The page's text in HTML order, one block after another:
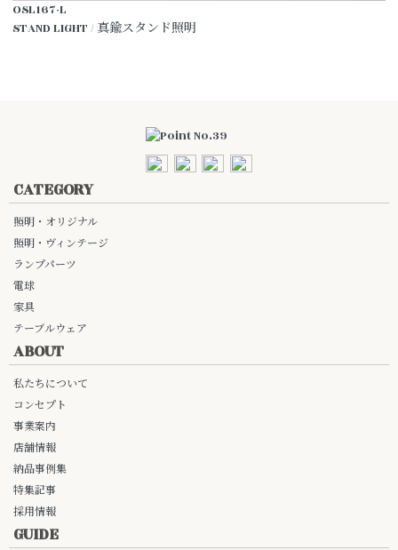
OSL167-L
STAND LIGHT / 真鍮スタンド照明
CATEGORY
照明・オリジナル
照明・ヴィンテージ
ランプパーツ
電球
家具
テーブルウェア
ABOUT
私たちについて
コンセプト
事業案内
店舗情報
納品事例集
特集記事
採用情報
GUIDE